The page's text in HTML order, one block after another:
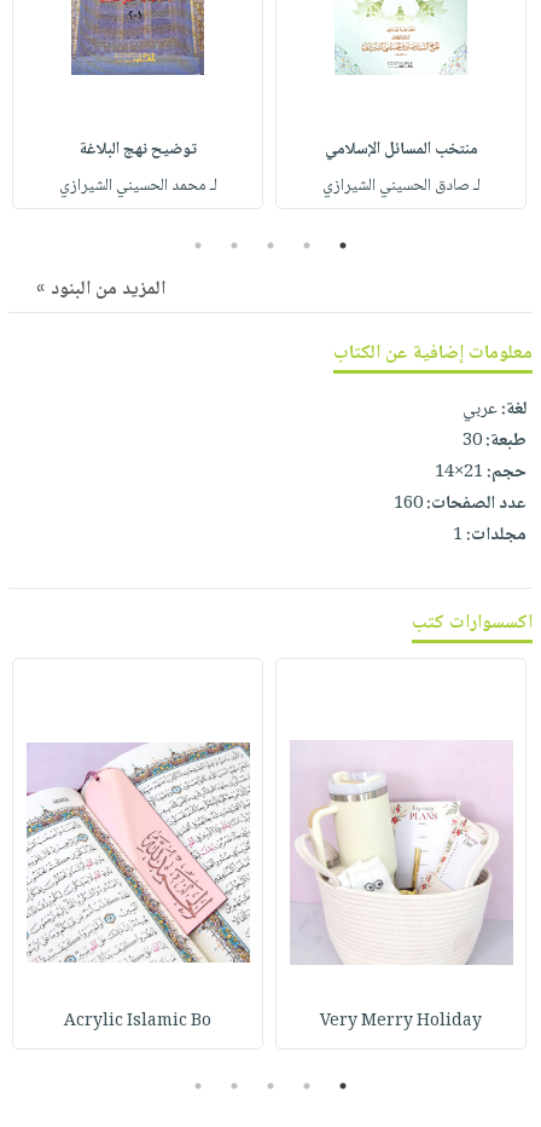
صابون
أطفال
فيديوهات
طرحها
خدمات
تواصل
معنا
نشرة
الإصدارات
منتخب المسائل الإسلامي
لـ صادق الحسيني الشيرازي
توضيح نهج البلاغة
لـ محمد الحسيني الشيرازي
1
2
3
4
5
المزيد من البنود »
معلومات إضافية عن الكتاب
لغة:عربي
طبعة:30
حجم:21×14
عدد الصفحات:160
مجلدات:1
اكسسوارات كتب
Very Merry Holiday
Acrylic Islamic Bo
1
2
3
4
5